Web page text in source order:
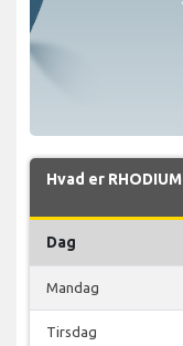
Hvad er
Dag
Mandag
Tirsdag